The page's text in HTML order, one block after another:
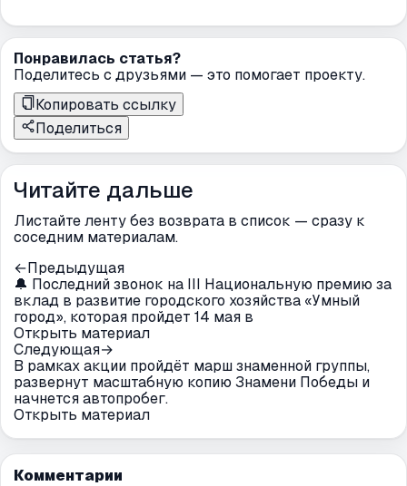
Понравилась статья?
Поделитесь с друзьями — это помогает проекту.
Копировать ссылку
Поделиться
Читайте дальше
Листайте ленту без возврата в список — сразу к
соседним материалам.
←Предыдущая
🔔 Последний звонок на III Национальную премию за
вклад в развитие городского хозяйства «Умный
город», которая пройдет 14 мая в
Открыть материал
Следующая→
В рамках акции пройдёт марш знаменной группы,
развернут масштабную копию Знамени Победы и
начнется автопробег.
Открыть материал
Комментарии